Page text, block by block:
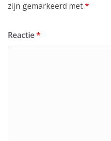
zijn gemarkeerd met*
Reactie*